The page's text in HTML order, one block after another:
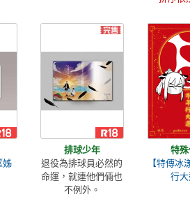
姊
排球少年
退役為排球員必然的
命運，就連他們倆也
不例外。
特
【特傳冰
行大